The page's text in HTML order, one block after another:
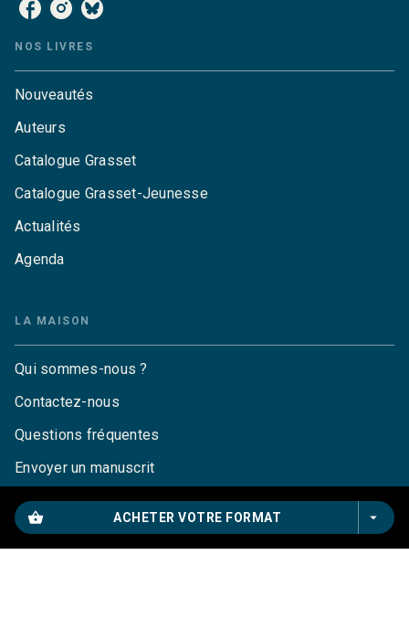
shopping_basket ACHETER VOTRE FORMAT arrow_drop_down
NOS LIVRES
Nouveautés
Auteurs
Catalogue Grasset
Catalogue Grasset-Jeunesse
Actualités
Agenda
LA MAISON
Qui sommes-nous ?
Contactez-nous
Questions fréquentes
Envoyer un manuscrit
Service de presse
Droits